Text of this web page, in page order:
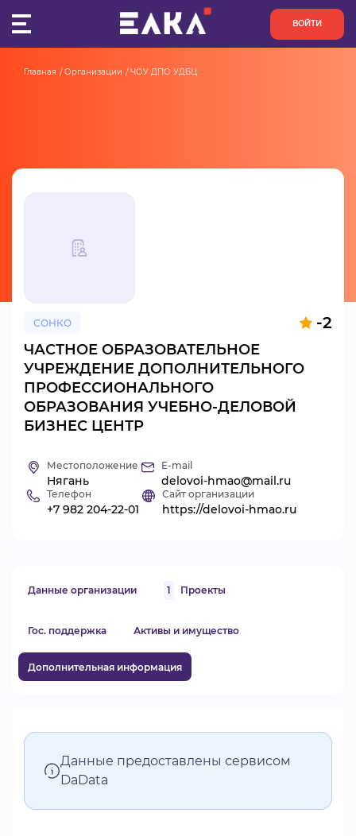
ВОЙТИ
ОРГАНИЗАЦИИ
ПРОЕКТЫ
ВИДЕОКУРСЫ
Главная Организации ЧОУ ДПО УДБЦ
СОНКО -2
ЧАСТНОЕ ОБРАЗОВАТЕЛЬНОЕ
УЧРЕЖДЕНИЕ ДОПОЛНИТЕЛЬНОГО
ПРОФЕССИОНАЛЬНОГО
ОБРАЗОВАНИЯ УЧЕБНО-ДЕЛОВОЙ
БИЗНЕС ЦЕНТР
Местоположение
Нягань
E-mail
delovoi-hmao@mail.ru
Телефон
+7 982 204-22-01
Сайт организации
https://delovoi-hmao.ru
Данные организации 1 Проекты
Гос. поддержка Активы и имущество
Дополнительная информация
Данные предоставлены сервисом
DaData